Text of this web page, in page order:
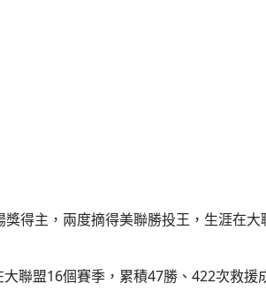
得主，兩度摘得美聯勝投王，生涯在
聯盟16個賽季，累積47勝、422次救援